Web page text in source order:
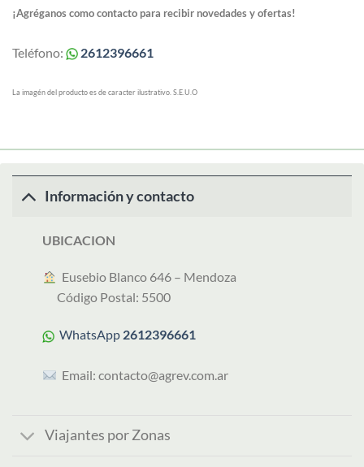
¡Agréganos como contacto para recibir novedades y ofertas!
Teléfono: 2612396661
La imagén del producto es de caracter ilustrativo. S.E.U.O
Información y contacto
UBICACION
︎ Eusebio Blanco 646 – Mendoza
Código Postal: 5500
WhatsApp 2612396661
Email:contacto@agrev.com.ar
Viajantes por Zonas